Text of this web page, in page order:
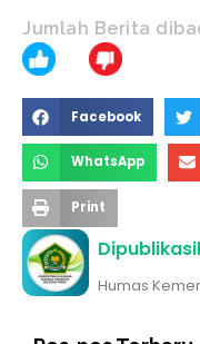
Jumlah Berita
Facebook
WhatsApp
Print
Humas